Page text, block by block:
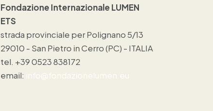
Fondazione Internazionale LUMEN
ETS
strada provinciale per Polignano 5/13
29010 - San Pietro in Cerro (PC) - ITALIA
tel. +39 0523 838172
email: info@fondazionelumen.eu